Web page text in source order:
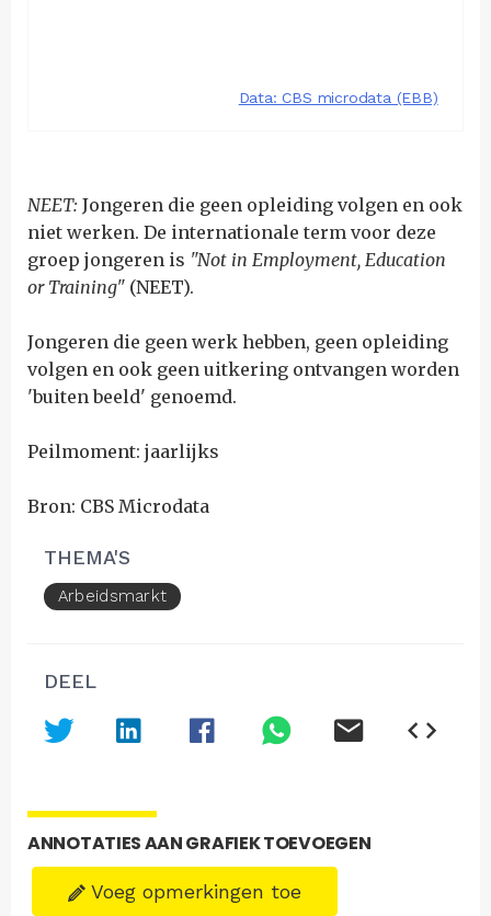
NEET: Jongeren die geen opleiding volgen en ook
niet werken. De internationale term voor deze
groep jongeren is "Not in Employment, Education
or Training" (NEET).
Jongeren die geen werk hebben, geen opleiding
volgen en ook geen uitkering ontvangen worden
'buiten beeld' genoemd.
Peilmoment: jaarlijks
Bron: CBS Microdata
THEMA'S
Arbeidsmarkt
DEEL
ANNOTATIES AAN GRAFIEK TOEVOEGEN
Voeg opmerkingen toe